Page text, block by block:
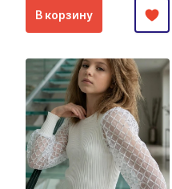
В корзину